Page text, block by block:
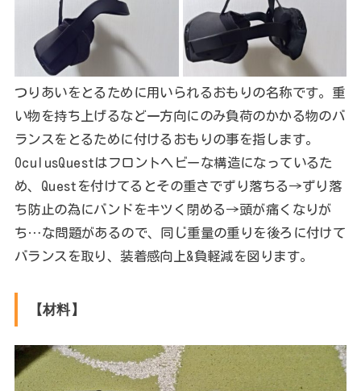
つりあいをとるために用いられるおもりの名称です。重
い物を持ち上げるなど一方向にのみ負荷のかかる物のバ
ランスをとるために付けるおもりの事を指します。
OculusQuestはフロントヘビーな構造になっているた
め、Questを付けてるとその重さでずり落ちる→ずり落
ち防止の為にバンドをキツく閉める→頭が痛くなりが
ち…な問題があるので、同じ重量の重りを後ろに付けて
バランスを取り、装着感向上&負軽減を図ります。
【材料】